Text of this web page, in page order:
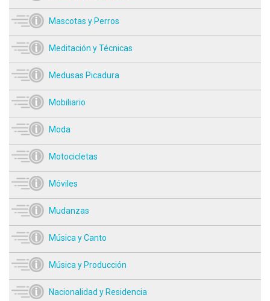
Mascotas y Perros
Meditación y Técnicas
Medusas Picadura
Mobiliario
Moda
Motocicletas
Móviles
Mudanzas
Música y Canto
Música y Producción
Nacionalidad y Residencia